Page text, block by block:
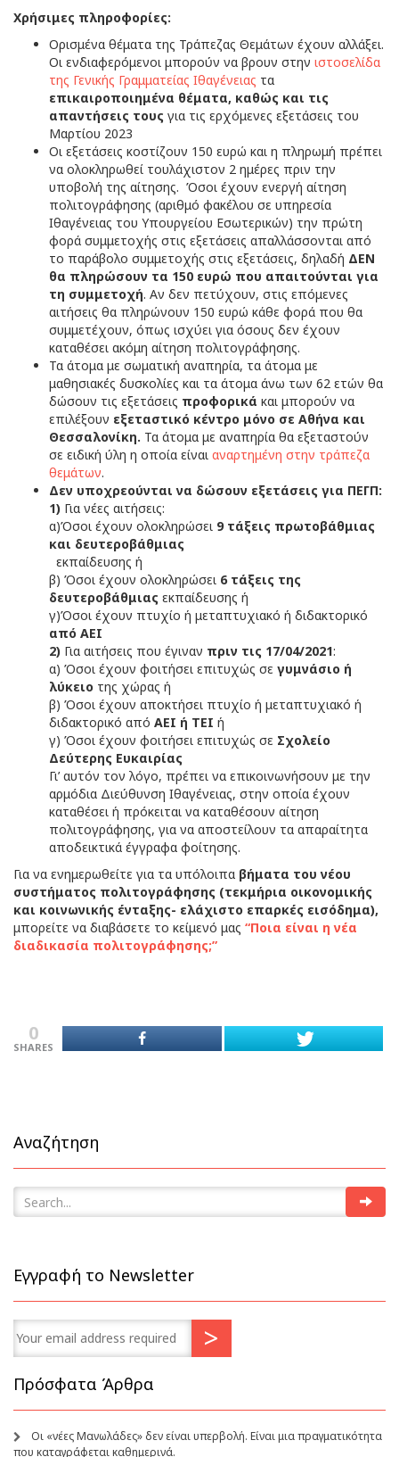
Χρήσιμες πληροφορίες:
Ορισμένα θέματα της Τράπεζας Θεμάτων έχουν αλλάξει.
Οι ενδιαφερόμενοι μπορούν να βρουν στην ιστοσελίδα
της Γενικής Γραμματείας Ιθαγένειας τα
επικαιροποιημένα θέματα, καθώς και τις
απαντήσεις τους για τις ερχόμενες εξετάσεις του
Μαρτίου 2023
Οι εξετάσεις κοστίζουν 150 ευρώ και η πληρωμή πρέπει
να ολοκληρωθεί τουλάχιστον 2 ημέρες πριν την
υποβολή της αίτησης. Όσοι έχουν ενεργή αίτηση
πολιτογράφησης (αριθμό φακέλου σε υπηρεσία
Ιθαγένειας του Υπουργείου Εσωτερικών) την πρώτη
φορά συμμετοχής στις εξετάσεις απαλλάσσονται από
το παράβολο συμμετοχής στις εξετάσεις, δηλαδή ΔΕΝ
θα πληρώσουν τα 150 ευρώ που απαιτούνται για
τη συμμετοχή. Αν δεν πετύχουν, στις επόμενες
αιτήσεις θα πληρώνουν 150 ευρώ κάθε φορά που θα
συμμετέχουν, όπως ισχύει για όσους δεν έχουν
καταθέσει ακόμη αίτηση πολιτογράφησης.
Τα άτομα με σωματική αναπηρία, τα άτομα με
μαθησιακές δυσκολίες και τα άτομα άνω των 62 ετών θα
δώσουν τις εξετάσεις προφορικά και μπορούν να
επιλέξουν εξεταστικό κέντρο μόνο σε Αθήνα και
Θεσσαλονίκη. Τα άτομα με αναπηρία θα εξεταστούν
σε ειδική ύλη η οποία είναι αναρτημένη στην τράπεζα
θεμάτων.
Δεν υποχρεούνται να δώσουν εξετάσεις για ΠΕΓΠ:
1) Για νέες αιτήσεις:
α)Όσοι έχουν ολοκληρώσει 9 τάξεις πρωτοβάθμιας
και δευτεροβάθμιας
εκπαίδευσης ή
β) Όσοι έχουν ολοκληρώσει 6 τάξεις της
δευτεροβάθμιας εκπαίδευσης ή
γ)Όσοι έχουν πτυχίο ή μεταπτυχιακό ή διδακτορικό
από ΑΕΙ
2) Για αιτήσεις που έγιναν πριν τις 17/04/2021:
α) Όσοι έχουν φοιτήσει επιτυχώς σε γυμνάσιο ή
λύκειο της χώρας ή
β) Όσοι έχουν αποκτήσει πτυχίο ή μεταπτυχιακό ή
διδακτορικό από ΑΕΙ ή ΤΕΙ ή
γ) Όσοι έχουν φοιτήσει επιτυχώς σε Σχολείο
Δεύτερης Ευκαιρίας
Γι’ αυτόν τον λόγο, πρέπει να επικοινωνήσουν με την
αρμόδια Διεύθυνση Ιθαγένειας, στην οποία έχουν
καταθέσει ή πρόκειται να καταθέσουν αίτηση
πολιτογράφησης, για να αποστείλουν τα απαραίτητα
αποδεικτικά έγγραφα φοίτησης.
Για να ενημερωθείτε για τα υπόλοιπα βήματα του νέου
συστήματος πολιτογράφησης (τεκμήρια οικονομικής
και κοινωνικής ένταξης- ελάχιστο επαρκές εισόδημα),
μπορείτε να διαβάσετε το κείμενό μας “Ποια είναι η νέα
διαδικασία πολιτογράφησης;”
0
SHARES
Αναζήτηση
Εγγραφή το Newsletter
Πρόσφατα Άρθρα
Οι «νέες Μανωλάδες» δεν είναι υπερβολή. Είναι μια πραγματικότητα
που καταγράφεται καθημερινά.